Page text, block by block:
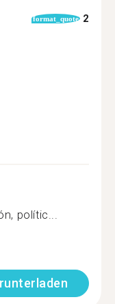
format_quote 2
polític...